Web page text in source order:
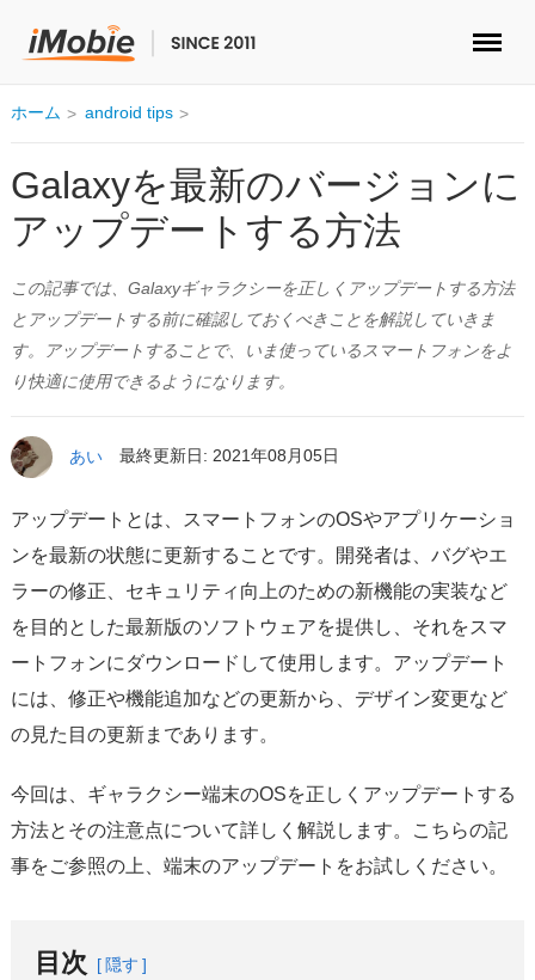
ロック解除&データ復元
データ転送
マルチメディア
便利ツール
ソリューション
ダウンロード
サポート
言語選択
ホーム android tips
Galaxyを最新のバージョンに
アップデートする方法
この記事では、Galaxyギャラクシーを正しくアップデートする方法
とアップデートする前に確認しておくべきことを解説していきま
す。アップデートすることで、いま使っているスマートフォンをよ
り快適に使用できるようになります。
あい 最終更新日: 2021年08月05日
アップデートとは、スマートフォンのOSやアプリケーショ
ンを最新の状態に更新することです。開発者は、バグやエ
ラーの修正、セキュリティ向上のための新機能の実装など
を目的とした最新版のソフトウェアを提供し、それをスマ
ートフォンにダウンロードして使用します。アップデート
には、修正や機能追加などの更新から、デザイン変更など
の見た目の更新まであります。
今回は、ギャラクシー端末のOSを正しくアップデートする
方法とその注意点について詳しく解説します。こちらの記
事をご参照の上、端末のアップデートをお試しください。
目次 隠す